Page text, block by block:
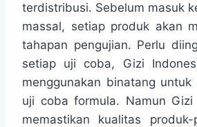
terdistribusi. Sebelum masuk
massal, setiap produk akan
tahapan pengujian. Perlu
setiap uji coba, Gizi
menggunakan binatang
uji coba formula. Namun
memastikan kualitas